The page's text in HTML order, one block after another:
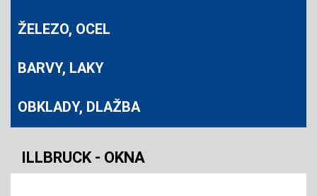
ŽELEZO, OCEL
BARVY, LAKY
OBKLADY, DLAŽBA
ILLBRUCK - OKNA